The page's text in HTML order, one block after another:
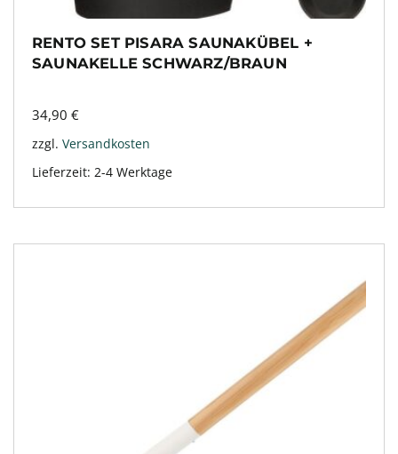
RENTO SET PISARA SAUNAKÜBEL +
SAUNAKELLE SCHWARZ/BRAUN
34,90 €
zzgl. Versandkosten
Lieferzeit: 2-4 Werktage